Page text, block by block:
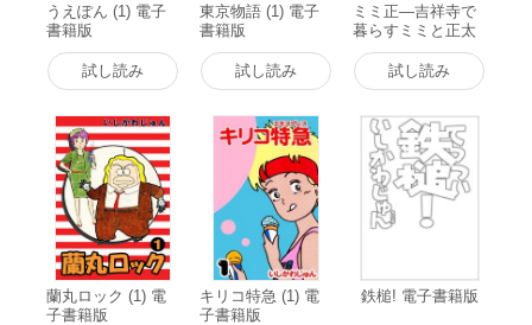
うえぽん (1) 電子
書籍版
試し読み
東京物語 (1) 電子
書籍版
試し読み
ミミ正―吉祥寺で
暮らすミミと正太
郎の物語― (1) 電
子書籍版試し読み
蘭丸ロック (1) 電
子書籍版
キリコ特急 (1) 電
子書籍版
鉄槌! 電子書籍版